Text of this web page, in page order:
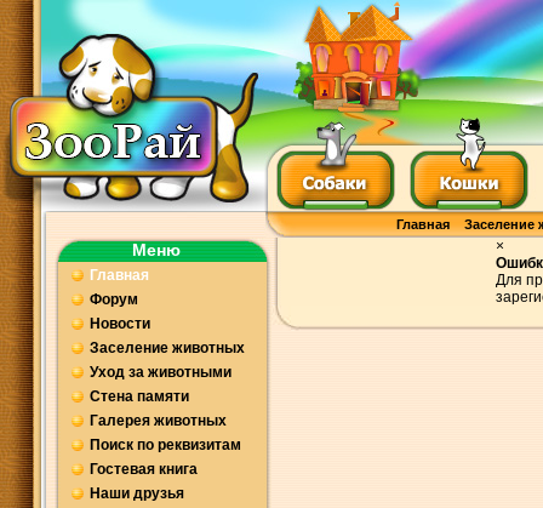
Главная Заселение
Меню
Главная
Форум
Новости
Заселение животных
Уход за животными
Стена памяти
Галерея животных
Поиск по реквизитам
Гостевая книга
Наши друзья
×
Для